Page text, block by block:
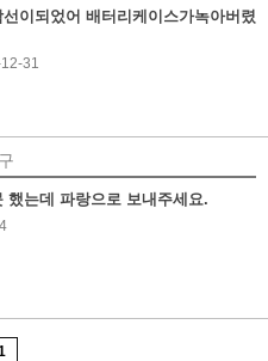
이되었어 배터리케이스가녹아버렸
12-31
했는데 파랑으로 보내주세요.